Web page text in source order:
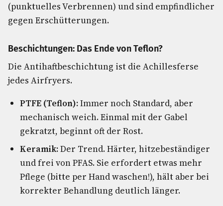
(punktuelles Verbrennen) und sind empfindlicher
gegen Erschütterungen.
Beschichtungen: Das Ende von Teflon?
Die Antihaftbeschichtung ist die Achillesferse
jedes Airfryers.
PTFE (Teflon):Immer noch Standard, aber
mechanisch weich. Einmal mit der Gabel
gekratzt, beginnt oft der Rost.
Keramik:Der Trend. Härter, hitzebeständiger
und frei von PFAS. Sie erfordert etwas mehr
Pflege (bitte per Hand waschen!), hält aber bei
korrekter Behandlung deutlich länger.